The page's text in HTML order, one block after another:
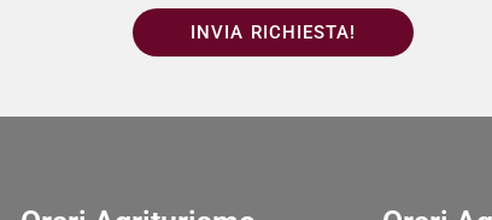
INVIA RICHIESTA!